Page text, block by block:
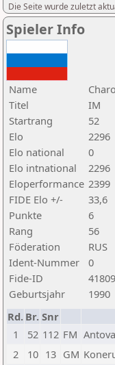
Die Seite wurde zuletzt
Spieler Info
Name
Titel
IM
Startrang
52
Elo
2296
Elo national
0
Elo intnational
2296
Eloperformance 2399
FIDE Elo +/-
33,6
Punkte
6
Rang
56
Föderation
RUS
Ident-Nummer
0
Fide-ID
Geburtsjahr
1990
Rd. Br. Snr
1
52 112 FM
2
10 13 GM